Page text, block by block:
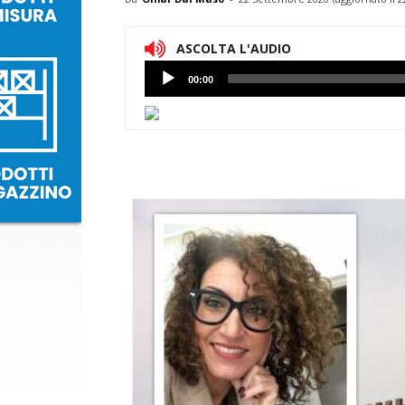
ASCOLTA L'AUDIO
Lettore
Audio
00:00